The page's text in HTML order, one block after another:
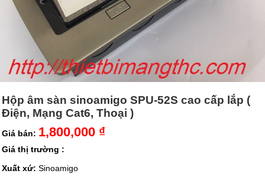
Hộp âm sàn sinoamigo SPU-52S cao cấp lắp (
Điện, Mạng Cat6, Thoại )
Giá bán: 1,800,000 ₫
Giá thị trường :
Xuất xứ: Sinoamigo